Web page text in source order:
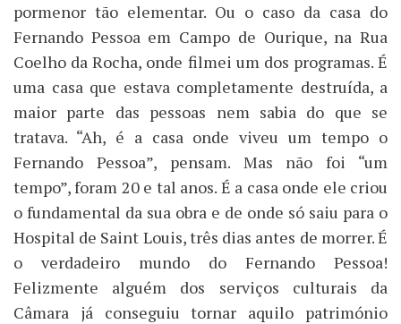
pormenor tão elementar. Ou o caso da casa do
Fernando Pessoa em Campo de Ourique, na Rua
Coelho da Rocha, onde filmei um dos programas. É
uma casa que estava completamente destruída, a
maior parte das pessoas nem sabia do que se
tratava. “Ah, é a casa onde viveu um tempo o
Fernando Pessoa”, pensam. Mas não foi “um
tempo”, foram 20 e tal anos. É a casa onde ele criou
o fundamental da sua obra e de onde só saiu para o
Hospital de Saint Louis, três dias antes de morrer. É
o verdadeiro mundo do Fernando Pessoa!
Felizmente alguém dos serviços culturais da
Câmara já conseguiu tornar aquilo património